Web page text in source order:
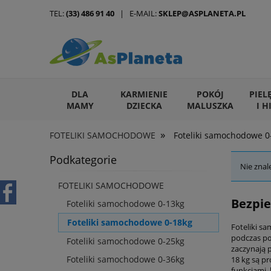
DLA
MAMY
KARMIENIE
DZIECKA
POKÓJ
MALUSZKA
I
ARTYKUŁY DLA ZWIERZĄT
FOTELIKI SAMOCHODOWE » Foteliki samochodowe
TEL:(33) 486 91 40 | E-MAIL:SKLEP@ASPLANETA.PL
Podkategorie
FOTELIKI SAMOCHODOWE
Foteliki samochodowe 0-13kg
Foteliki samochodowe 0-18kg
Foteliki samochodowe 0-25kg
Foteliki samochodowe 0-36kg
Nie
Foteliki
podczas
zaczynają
18 kg są